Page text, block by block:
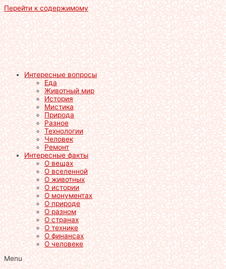
Перейти к содержимому
Интересные вопросы
Еда
Животный мир
История
Мистика
Природа
Разное
Технологии
Человек
Ремонт
Интересные факты
О вещах
О вселенной
О животных
О истории
О монументах
О природе
О разном
О странах
О технике
О финансах
О человеке
Menu